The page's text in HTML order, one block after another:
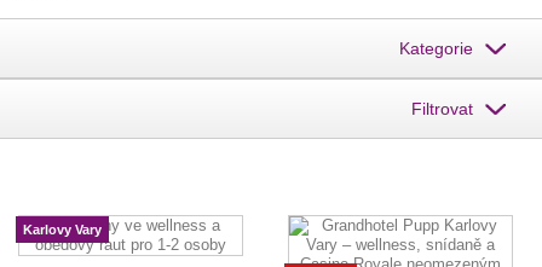
Kategorie
Filtrovat
Karlovy Vary